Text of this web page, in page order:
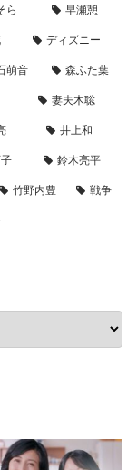
ら
早瀬憩
ディズニー
萌音
森ふた葉
妻夫木聡
井上和
鈴木亮平
竹野内豊
戦争